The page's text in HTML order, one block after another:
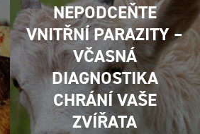
NEPODCEŇTE
VNITŘNÍ PARAZITY –
VČASNÁ
DIAGNOSTIKA
CHRÁNÍ VAŠE
ZVÍŘATA